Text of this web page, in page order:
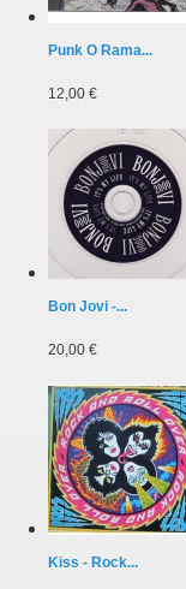
Punk O Rama...
12,00 €
Bon Jovi -...
20,00 €
Kiss - Rock...